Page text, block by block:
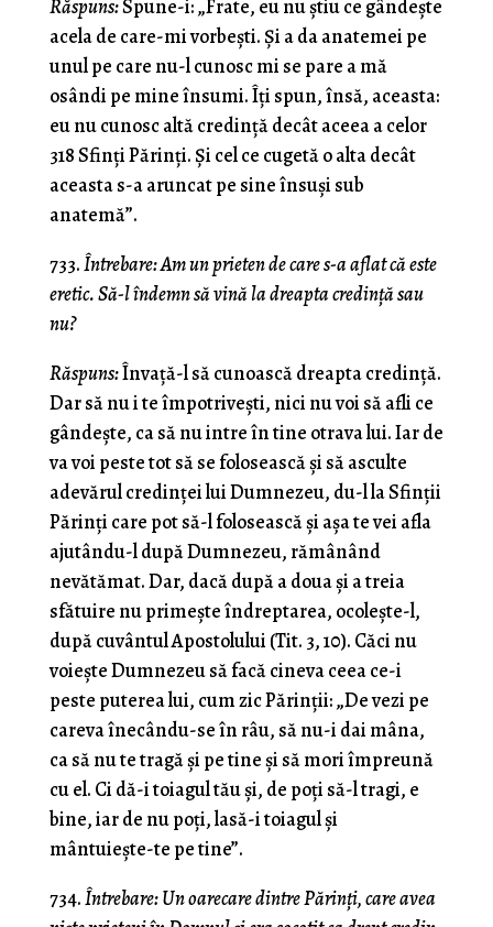
Răspuns:Spune-i: „Frate, eu nu ştiu ce gândeşte
acela de care-mi vorbeşti. Şi a da anatemei pe
unul pe care nu-l cunosc mi se pare a mă
osândi pe mine însumi. Îţi spun, însă, aceasta:
eu nu cunosc altă credinţă decât aceea a celor
318 Sfinţi Părinţi. Şi cel ce cugetă o alta decât
aceasta s-a aruncat pe sine însuşi sub
anatemă”.
733.Întrebare: Am un prieten de care s-a aflat că este
eretic. Să-l îndemn să vină la dreapta credinţă sau
nu?
Răspuns:Învaţă-l să cunoască dreapta credinţă.
Dar să nu i te împotriveşti, nici nu voi să afli ce
gândeşte, ca să nu intre în tine otrava lui. Iar de
va voi peste tot să se folosească şi să asculte
adevărul credinţei lui Dumnezeu, du-l la Sfinţii
Părinţi care pot să-l folosească şi aşa te vei afla
ajutându-l după Dumnezeu, rămânând
nevătămat. Dar, dacă după a doua şi a treia
sfătuire nu primeşte îndreptarea, ocoleşte-l,
după cuvântul Apostolului (Tit. 3, 10). Căci nu
voieşte Dumnezeu să facă cineva ceea ce-i
peste puterea lui, cum zic Părinţii: „De vezi pe
careva înecându-se în râu, să nu-i dai mâna,
ca să nu te tragă şi pe tine şi să mori împreună
cu el. Ci dă-i toiagul tău şi, de poţi să-l tragi, e
bine, iar de nu poţi, lasă-i toiagul şi
mântuieşte-te pe tine”.
734.Întrebare: Un oarecare dintre Părinţi, care avea